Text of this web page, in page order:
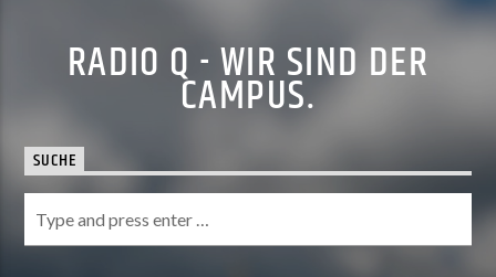
RADIO Q - WIR SIND DER
CAMPUS.
SUCHE